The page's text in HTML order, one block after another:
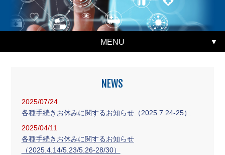
MENU
NEWS
2025/07/24
各種手続きお休みに関するお知らせ（2025.7.24-25）
2025/04/11
各種手続きお休みに関するお知らせ
（2025.4.14/5.23/5.26-28/30）